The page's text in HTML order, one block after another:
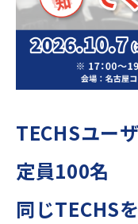
TECHSユー
定員100名
同じTECHS